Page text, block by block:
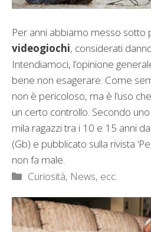
Per anni abbiamo messo sotto
videogiochi, considerati
Intendiamoci, l’opinione
bene non esagerare. Come
non è pericoloso, ma è l’uso
un certo controllo. Secondo
mila ragazzi tra i 10 e 15 anni
(Gb) e pubblicato sulla rivista
non fa male.
Categorie
Curiosità, News, ecc.